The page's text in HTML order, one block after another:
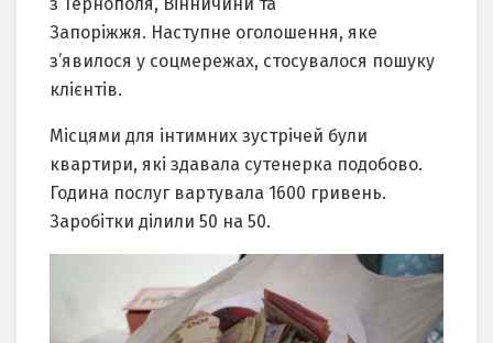
Запоріжжя. Наступне оголошення, яке
з’явилося у соцмережах, стосувалося пошуку
клієнтів.
Місцями для інтимних зустрічей були
квартири, які здавала сутенерка подобово.
Година послуг вартувала 1600 гривень.
Заробітки ділили 50 на 50.